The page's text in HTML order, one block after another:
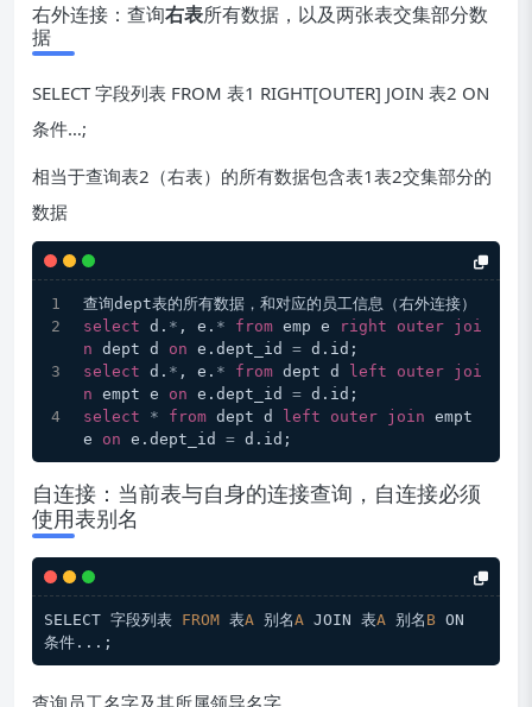
右外连接：查询右表所有数据，以及两张表交集部分数
据
SELECT 字段列表 FROM 表1 RIGHT[OUTER] JOIN 表2 ON
条件…;
相当于查询表2（右表）的所有数据包含表1表2交集部分的
数据
查询dept表的所有数据，和对应的员工信息（右外连接）
select d. * , e. * from emp e right outer joi
n dept d on e.dept_id = d.id;
select d. * , e. * from dept d left outer joi
n empt e on e.dept_id = d.id;
select
* from dept d left outer join empt
e on e.dept_id = d.id;
自连接：当前表与自身的连接查询，自连接必须
使用表别名
SELECT 字段列表 FROM 表A 别名A JOIN 表A 别名 B ON
条件...;
查询员工名字及其所属领导名字